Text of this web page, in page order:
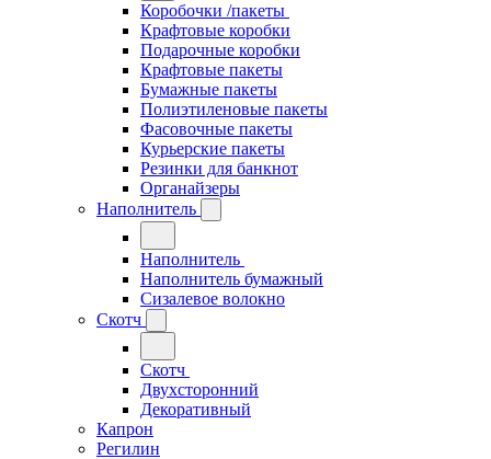
Коробочки /пакеты
Крафтовые коробки
Подарочные коробки
Крафтовые пакеты
Бумажные пакеты
Полиэтиленовые пакеты
Фасовочные пакеты
Курьерские пакеты
Резинки для банкнот
Органайзеры
Наполнитель
Наполнитель
Наполнитель бумажный
Сизалевое волокно
Скотч
Скотч
Двухсторонний
Декоративный
Капрон
Регилин